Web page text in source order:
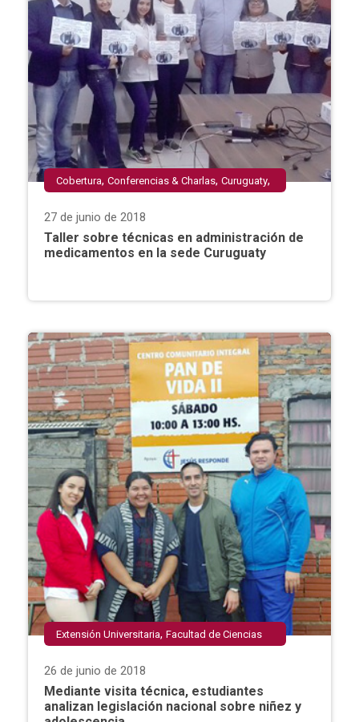
27 de junio de 2018
Cobertura, Conferencias & Charlas, Curuguaty,
de la Salud
Taller sobre técnicas en administración de
medicamentos en la sede Curuguaty
26 de junio de 2018
Extensión Universitaria, Facultad de Ciencias
Mediante visita técnica, estudiantes
analizan legislación nacional sobre niñez y